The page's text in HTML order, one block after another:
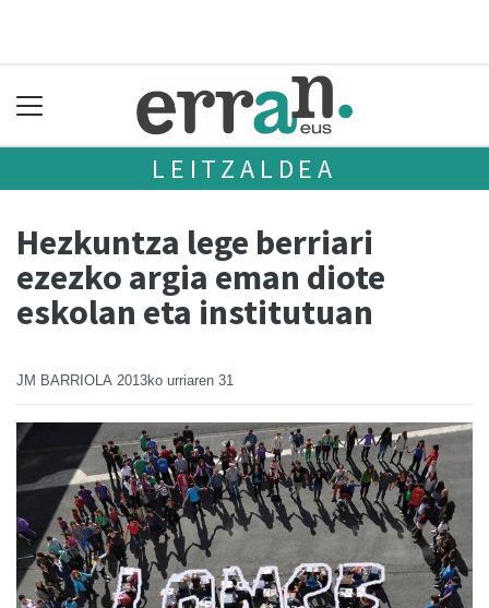
LEITZALDEA
Hezkuntza lege berriari
ezezko argia eman diote
eskolan eta institutuan
JM BARRIOLA 2013ko urriaren 31